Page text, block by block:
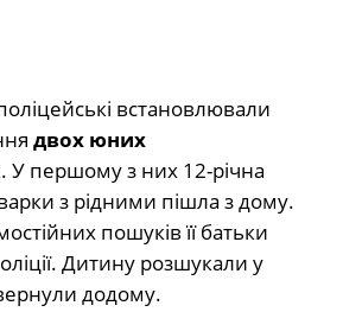
встановлювали
двох юних
. У першому з них 12-річна
з рідними пішла з дому.
пошуків її батьки
Дитину розшукали у
додому.